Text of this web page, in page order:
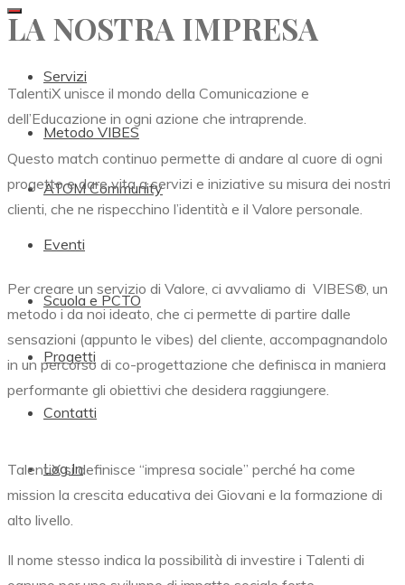
Servizi
Metodo VIBES
ATOM Community
Eventi
Scuola e PCTO
Progetti
Contatti
Log In
LA NOSTRA IMPRESA
TalentiX unisce il mondo della Comunicazione e
dell’Educazione in ogni azione che intraprende.
Questo match continuo permette di andare al cuore di ogni
progetto e dare vita a servizi e iniziative su misura dei nostri
clienti, che ne rispecchino l’identità e il Valore personale.
Per creare un servizio di Valore, ci avvaliamo di VIBES®, un
metodo i da noi ideato, che ci permette di partire dalle
sensazioni (appunto le vibes) del cliente, accompagnandolo
in un percorso di co-progettazione che definisca in maniera
performante gli obiettivi che desidera raggiungere.
TalentiX si definisce “impresa sociale” perché ha come
mission la crescita educativa dei Giovani e la formazione di
alto livello.
Il nome stesso indica la possibilità di investire i Talenti di